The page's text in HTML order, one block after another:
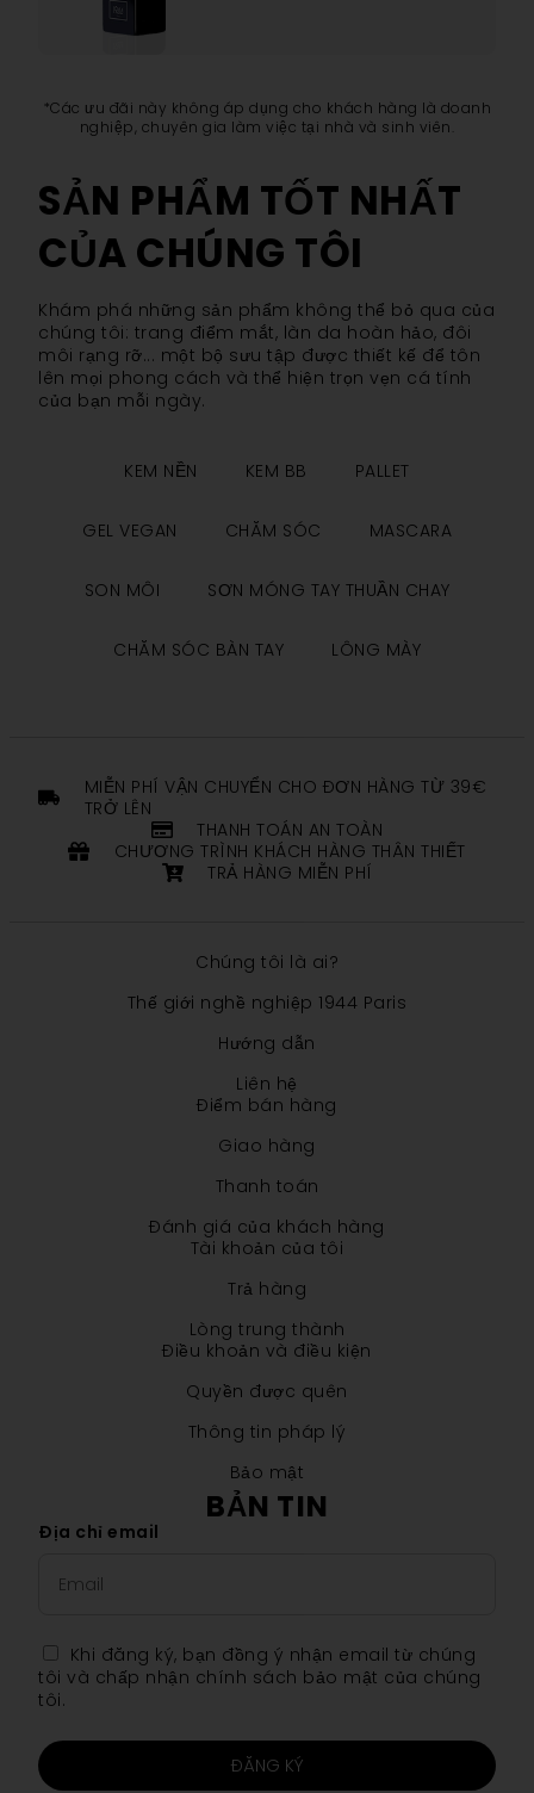
*Các ưu đãi này không áp dụng cho khách hàng là doanh
nghiệp, chuyên gia làm việc tại nhà và sinh viên.
SẢN PHẨM TỐT NHẤT
CỦA CHÚNG TÔI
Khám phá những sản phẩm không thể bỏ qua của
chúng tôi: trang điểm mắt, làn da hoàn hảo, đôi
môi rạng rỡ... một bộ sưu tập được thiết kế để tôn
lên mọi phong cách và thể hiện trọn vẹn cá tính
của bạn mỗi ngày.
KEM NỀN KEM BB PALLET
GEL VEGAN CHĂM SÓC MASCARA
SON MÔI SƠN MÓNG TAY THUẦN CHAY
CHĂM SÓC BÀN TAY LÔNG MÀY
MIỄN PHÍ VẬN CHUYỂN CHO ĐƠN HÀNG TỪ 39€
TRỞ LÊN
THANH TOÁN AN TOÀN
CHƯƠNG TRÌNH KHÁCH HÀNG THÂN THIẾT
TRẢ HÀNG MIỄN PHÍ
Chúng tôi là ai?
Thế giới nghề nghiệp 1944 Paris
Hướng dẫn
Liên hệ
Điểm bán hàng
Giao hàng
Thanh toán
Đánh giá của khách hàng
Tài khoản của tôi
Trả hàng
Lòng trung thành
Điều khoản và điều kiện
Quyền được quên
Thông tin pháp lý
Bảo mật
BẢN TIN
Địa chỉ email
Khi đăng ký, bạn đồng ý nhận email từ chúng
tôi và chấp nhận chính sách bảo mật của chúng
tôi.
ĐĂNG KÝ